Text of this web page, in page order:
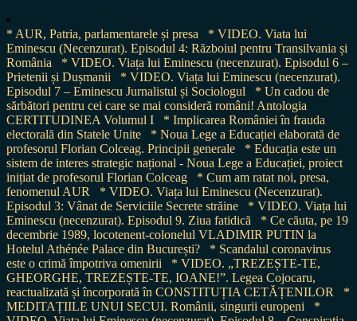
* AUR, Patria, parlamentarele și presa
* VIDEO. Viata lui
Eminescu (Necenzurat). Episodul 4: Războiul pentru Transilvania și
România
* VIDEO. Viața lui Eminescu (necenzurat). Episodul 6 –
Prietenii și Dușmanii
* VIDEO. Viața lui Eminescu (necenzurat).
Episodul 7 – Eminescu Jurnalistul și Sociologul
* Un cadou de
sărbători pentru cei care se mai consideră români! Antologia
CERTITUDINEA Volumul I
* Implicarea României în frauda
electorală din Statele Unite
* Noua Lege a Educației elaborată de
profesorul Florian Colceag. Principii generale
* Educația este un
sistem de interes strategic național - Noua Lege a Educației, proiect
inițiat de profesorul Florian Colceag
* Cum am ratat noi, presa,
fenomenul AUR
* VIDEO. Viața lui Eminescu (Necenzurat).
Episodul 3: Vânat de Serviciile Secrete străine
* VIDEO. Viața lui
Eminescu (necenzurat). Episodul 9. Ziua fatidică
* Ce căuta, pe 19
decembrie 1989, locotenent-colonelul VLADIMIR PUTIN la
Hotelul Athénée Palace din București?
* Scandalul coronavirus
este o crimă împotriva omenirii
* VIDEO. „TREZEȘTE-TE,
GHEORGHE, TREZEȘTE-TE, IOANE!”. Legea Cojocaru,
reactualizată și încorporată în CONSTITUȚIA CETĂȚENILOR
*
MEDITAȚIILE UNUI SECUI. Românii, singurii europeni
*